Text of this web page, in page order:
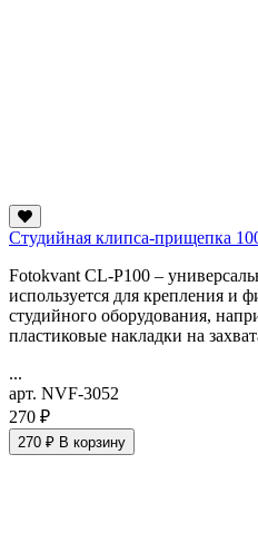
Студийная клипса-прищепка
Fotokvant CL-P100 –
используется для крепления и
студийного оборудования,
пластиковые накладки на
...
арт. NVF-3052
270 ₽
270 ₽ В корзину